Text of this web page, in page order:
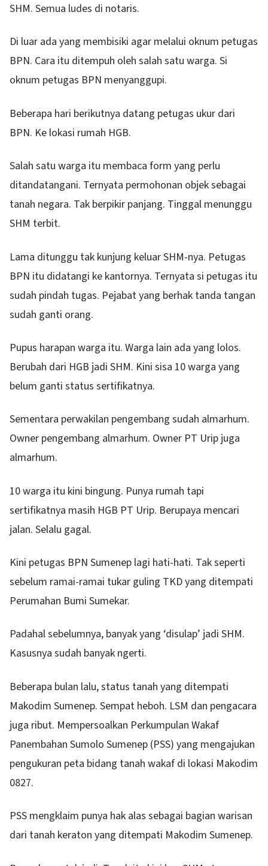
SHM. Semua ludes di notaris.
Di luar ada yang membisiki agar melalui oknum petugas
BPN. Cara itu ditempuh oleh salah satu warga. Si
oknum petugas BPN menyanggupi.
Beberapa hari berikutnya datang petugas ukur dari
BPN. Ke lokasi rumah HGB.
Salah satu warga itu membaca form yang perlu
ditandatangani. Ternyata permohonan objek sebagai
tanah negara. Tak berpikir panjang. Tinggal menunggu
SHM terbit.
Lama ditunggu tak kunjung keluar SHM-nya. Petugas
BPN itu didatangi ke kantornya. Ternyata si petugas itu
sudah pindah tugas. Pejabat yang berhak tanda tangan
sudah ganti orang.
Pupus harapan warga itu. Warga lain ada yang lolos.
Berubah dari HGB jadi SHM. Kini sisa 10 warga yang
belum ganti status sertifikatnya.
Sementara perwakilan pengembang sudah almarhum.
Owner pengembang almarhum. Owner PT Urip juga
almarhum.
10 warga itu kini bingung. Punya rumah tapi
sertifikatnya masih HGB PT Urip. Berupaya mencari
jalan. Selalu gagal.
Kini petugas BPN Sumenep lagi hati-hati. Tak seperti
sebelum ramai-ramai tukar guling TKD yang ditempati
Perumahan Bumi Sumekar.
Padahal sebelumnya, banyak yang ‘disulap’ jadi SHM.
Kasusnya sudah banyak ngerti.
Beberapa bulan lalu, status tanah yang ditempati
Makodim Sumenep. Sempat heboh. LSM dan pengacara
juga ribut. Mempersoalkan Perkumpulan Wakaf
Panembahan Sumolo Sumenep (PSS) yang mengajukan
pengukuran peta bidang tanah wakaf di lokasi Makodim
0827.
PSS mengklaim punya hak alas sebagai bagian warisan
dari tanah keraton yang ditempati Makodim Sumenep.